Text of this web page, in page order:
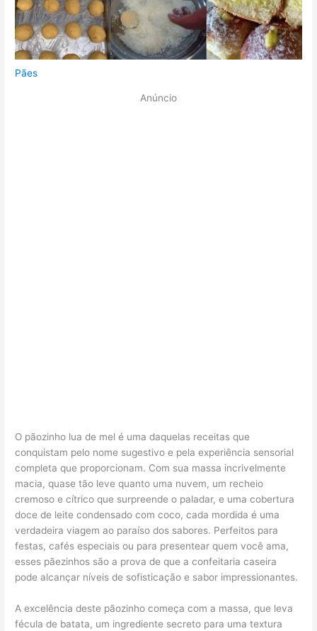
Pães
Anúncio
O pãozinho lua de mel é uma daquelas receitas que
conquistam pelo nome sugestivo e pela experiência sensorial
completa que proporcionam. Com sua massa incrivelmente
macia, quase tão leve quanto uma nuvem, um recheio
cremoso e cítrico que surpreende o paladar, e uma cobertura
doce de leite condensado com coco, cada mordida é uma
verdadeira viagem ao paraíso dos sabores. Perfeitos para
festas, cafés especiais ou para presentear quem você ama,
esses pãezinhos são a prova de que a confeitaria caseira
pode alcançar níveis de sofisticação e sabor impressionantes.
A excelência deste pãozinho começa com a massa, que leva
fécula de batata, um ingrediente secreto para uma textura